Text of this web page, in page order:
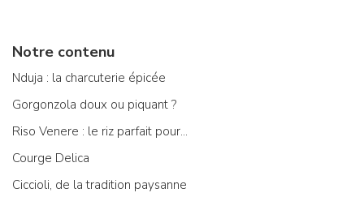
Notre contenu
Nduja : la charcuterie épicée
Gorgonzola doux ou piquant ?
Riso Venere : le riz parfait pour...
Courge Delica
Ciccioli, de la tradition paysanne